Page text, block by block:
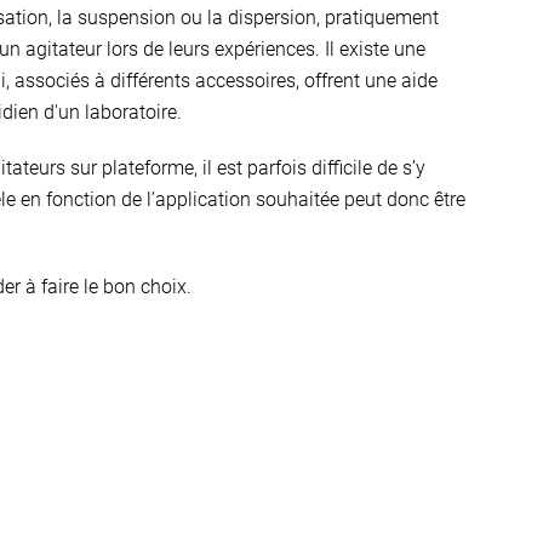
la suspension ou la dispersion, pratiquement
agitateur lors de leurs expériences. Il existe une
associés à différents accessoires, offrent une aide
d'un laboratoire.
sur plateforme, il est parfois difficile de s’y
en fonction de l’application souhaitée peut donc être
à faire le bon choix.